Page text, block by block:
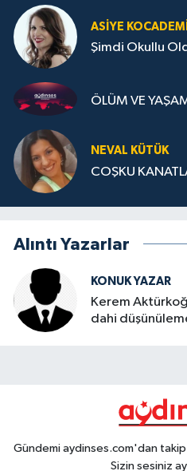
ASIYE
Şimdi Okullu
ÖLÜM VE
NEVAL KÜTÜK
COŞKU
Alıntı Yazarlar
KONUK YAZAR
Kerem
dahi
Gündemi aydinses.com'dan takip
Sizin sesiniz